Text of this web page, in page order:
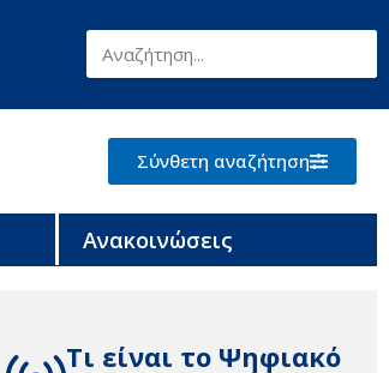
Σύνθετη αναζήτηση
Ανακοινώσεις
Τι είναι το Ψηφιακό